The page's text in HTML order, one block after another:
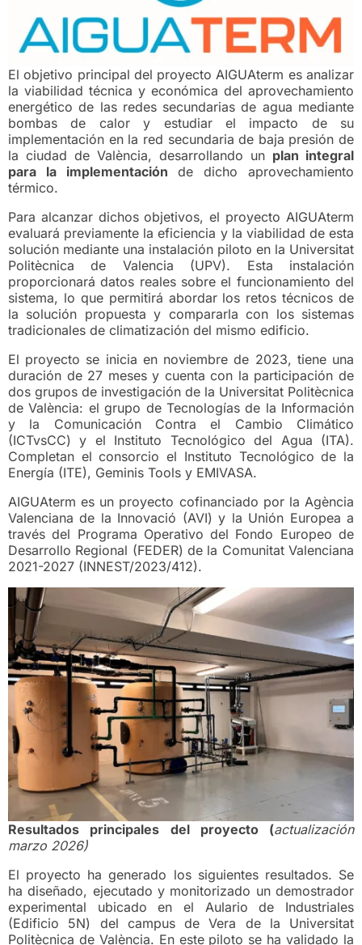
El objetivo principal del proyecto AIGUAterm es analizar
la viabilidad técnica y económica del aprovechamiento
energético de las redes secundarias de agua mediante
bombas de calor y estudiar el impacto de su
implementación en la red secundaria de baja presión de
la ciudad de València, desarrollando un plan integral
para la implementación de dicho aprovechamiento
térmico.
Para alcanzar dichos objetivos, el proyecto AIGUAterm
evaluará previamente la eficiencia y la viabilidad de esta
solución mediante una instalación piloto en la Universitat
Politècnica de Valencia (UPV). Esta instalación
proporcionará datos reales sobre el funcionamiento del
sistema, lo que permitirá abordar los retos técnicos de
la solución propuesta y compararla con los sistemas
tradicionales de climatización del mismo edificio.
El proyecto se inicia en noviembre de 2023, tiene una
duración de 27 meses y cuenta con la participación de
dos grupos de investigación de la Universitat Politècnica
de València: el grupo de Tecnologías de la Información
y la Comunicación Contra el Cambio Climático
(ICTvsCC) y el Instituto Tecnológico del Agua (ITA).
Completan el consorcio el Instituto Tecnológico de la
Energía (ITE), Geminis Tools y EMIVASA.
AIGUAterm es un proyecto cofinanciado por la Agència
Valenciana de la Innovació (AVI) y la Unión Europea a
través del Programa Operativo del Fondo Europeo de
Desarrollo Regional (FEDER) de la Comunitat Valenciana
2021-2027 (INNEST/2023/412).
Resultados principales del proyecto (actualización
marzo 2026)
El proyecto ha generado los siguientes resultados. Se
ha diseñado, ejecutado y monitorizado un demostrador
experimental ubicado en el Aulario de Industriales
(Edificio 5N) del campus de Vera de la Universitat
Politècnica de València. En este piloto se ha validado la